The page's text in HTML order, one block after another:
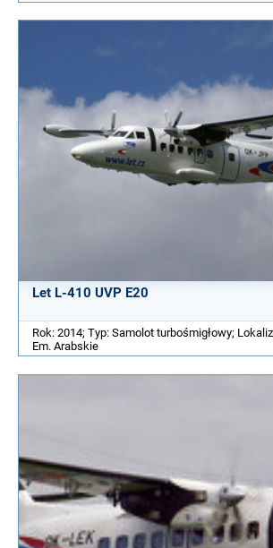
Let L-410 UVP E20
Rok: 2014; Typ: Samolot turbośmigłowy;
Em. Arabskie